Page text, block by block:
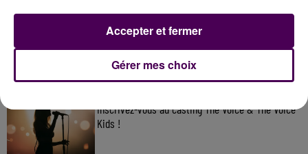
7 août 2026
Gagnez vos pass pour le V and B Fest' 2026 !
Inscrivez-vous au casting The Voice & The Voice
Kids !
Gérer mes choix
Accepter et fermer